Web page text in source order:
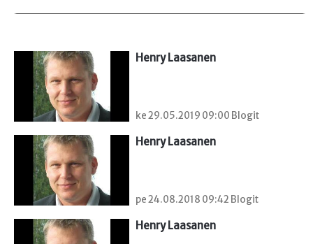
Henry Laasanen
ke 29.05.2019 09:00 Blogit
Henry Laasanen
pe 24.08.2018 09:42 Blogit
Henry Laasanen